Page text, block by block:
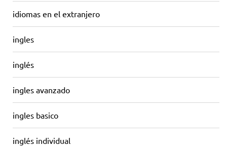
idiomas en el extranjero
ingles
inglés
ingles avanzado
ingles basico
inglés individual